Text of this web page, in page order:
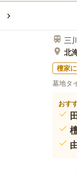
三
北
檀家
墓地タ
おす